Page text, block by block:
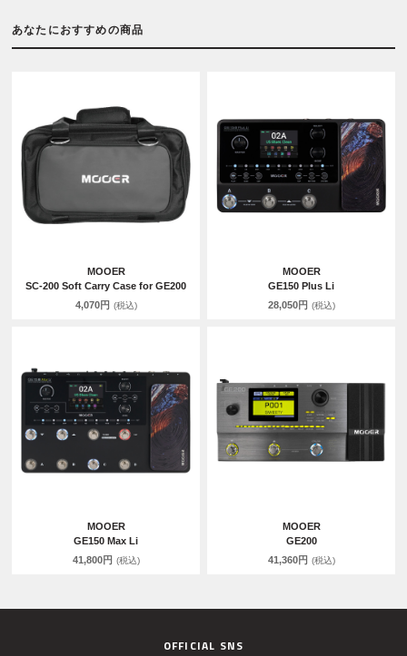
あなたにおすすめの商品
MOOER
SC-200 Soft Carry Case for GE200
4,070円 (税込)
MOOER
GE150 Plus Li
28,050円 (税込)
MOOER
GE150 Max Li
41,800円 (税込)
MOOER
GE200
41,360円 (税込)
OFFICIAL SNS